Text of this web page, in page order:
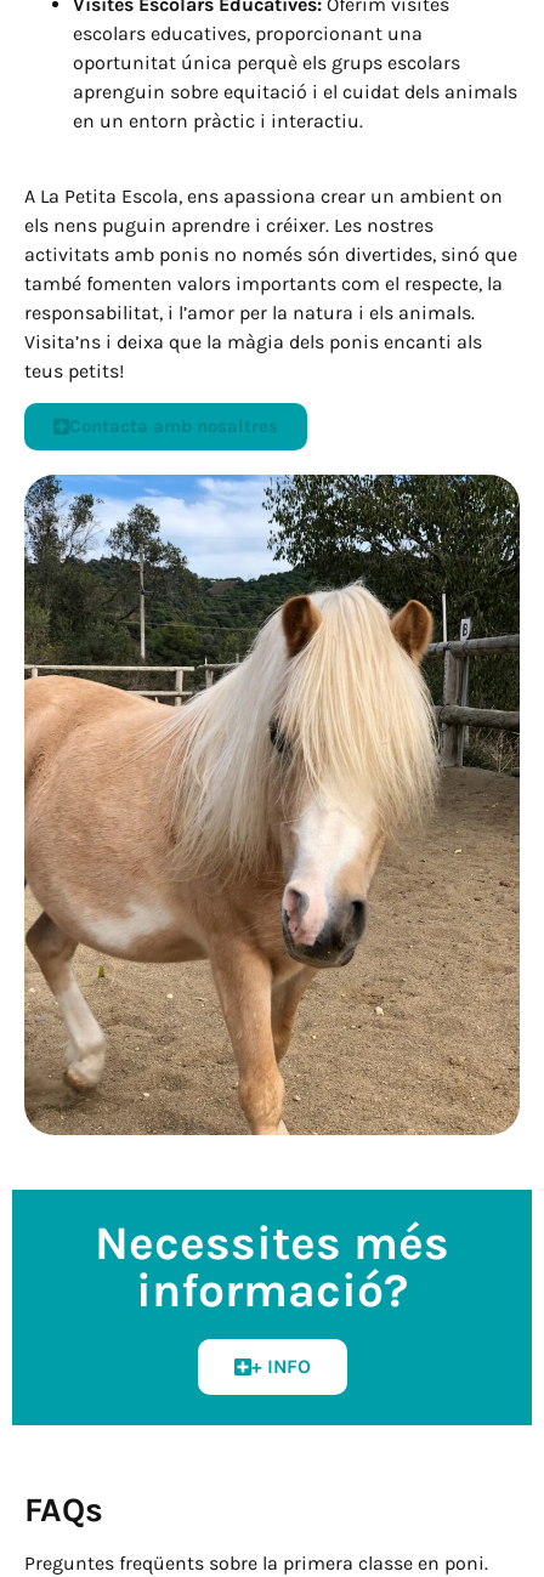
escolars educatives, proporcionant una
oportunitat única perquè els grups escolars
aprenguin sobre equitació i el cuidat dels animals
en un entorn pràctic i interactiu.
A La Petita Escola, ens apassiona crear un ambient on
els nens puguin aprendre i créixer. Les nostres
activitats amb ponis no només són divertides, sinó que
també fomenten valors importants com el respecte, la
responsabilitat, i l’amor per la natura i els animals.
Visita’ns i deixa que la màgia dels ponis encanti als
teus petits!
Contacta amb nosaltres
Necessites més
informació?
+ INFO
FAQs
Preguntes freqüents sobre la primera classe en poni.